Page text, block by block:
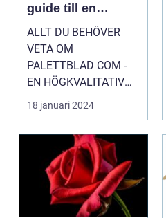
guide till en
trendig
inomhusväxt
ALLT DU BEHÖVER
VETA OM
PALETTBLAD COM -
EN HÖGKVALITATIV
ÖVERSIKT Introduktion
Palettblad com, ell...
18 januari 2024